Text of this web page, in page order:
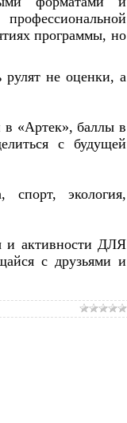
программы, но
рулят не оценки, а
в «Артек», баллы в
с будущей
спорт, экология,
и активности ДЛЯ
с друзьями и